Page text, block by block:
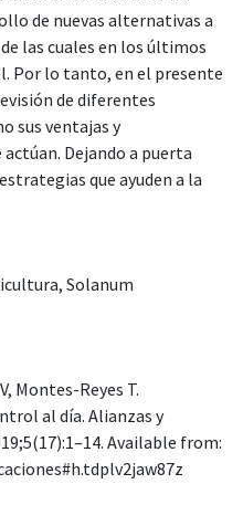
de nuevas alternativas a
las cuales en los últimos
Por lo tanto, en el presente
de diferentes
sus ventajas y
Dejando a puerta
que ayuden a la
, Solanum
Montes-Reyes T.
al día. Alianzas y
Available from: